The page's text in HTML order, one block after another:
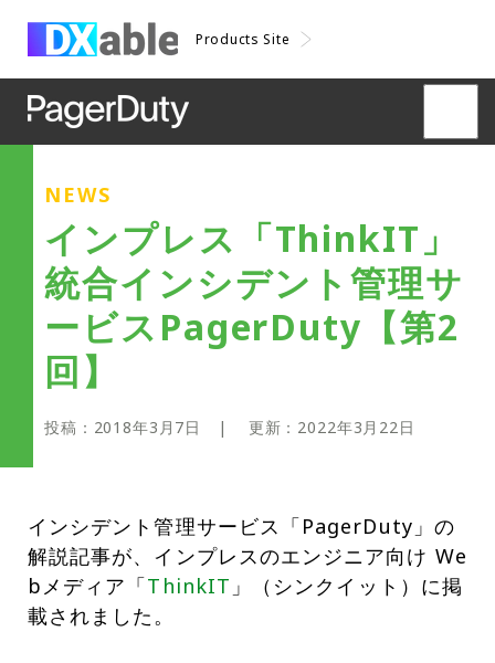
Products Site
NEWS
インプレス「ThinkIT」
統合インシデント管理サ
ービスPagerDuty【第2
回】
投稿： 2018年3月7日 | 更新： 2022年3月22日
インシデント管理サービス「PagerDuty」の
解説記事が、インプレスのエンジニア向け We
bメディア「ThinkIT 」（シンクイット）に掲
載されました。